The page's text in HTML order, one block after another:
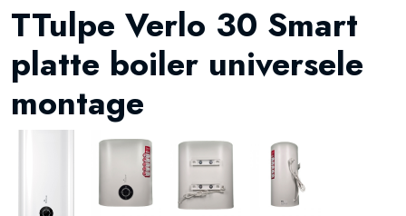
TTulpe Verlo 30 Smart
platte boiler universele
montage